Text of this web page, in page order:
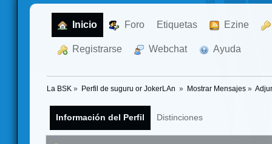
Inicio Foro Etiquetas Ezine
Registrarse Webchat Ayuda
La BSK » Perfil de suguru or JokerLAn » Mostrar Mensajes»
Información del Perfil Distinciones